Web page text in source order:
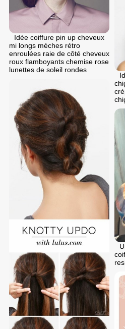
Idée coiffure pin up cheveux
mi longs mèches rétro
enroulées raie de côté cheveux
roux flamboyants chemise rose
lunettes de soleil rondes